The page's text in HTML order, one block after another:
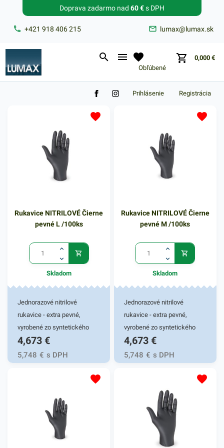
+421 918 406 215 lumax@lumax.sk
Doprava zadarmo nad 60 €s DPH
Obľúbené
0,000 €
Zabudnuté heslo?
Registrácia
Prihlásenie
Rukavice NITRILOVÉ Čierne
pevné L /100ks
Skladom
Jednorazové nitrilové
rukavice - extra pevné,
vyrobené zo syntetického
kaučuku. Mikrotextúra
zabezpečí priľnavosť pri
nosení. Vysoká odolnosť
voči pretrhnutiu a štiepenie
komplexnú ochranu pred
infikovaným materiálom,
vírusmi či inými patogénnymi
látkami. Nitrilové rukavice sú
4,673 €
5,748 € s DPH
Rukavice NITRILOVÉ Čierne
pevné M /100ks
Skladom
Jednorazové nitrilové
rukavice - extra pevné,
vyrobené zo syntetického
kaučuku. Mikrotextúra
zabezpečí priľnavosť pri
nosení. Vysoká odolnosť
voči pretrhnutiu a štiepenie
pri prepichnutí zaručí
komplexnú ochranu pred
infikovaným materiálom,
vírusmi či inými patogénnymi
látkami. Nitrilové rukavice sú
4,673 €
5,748 € s DPH